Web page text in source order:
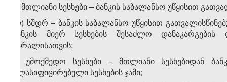
კ) მთლიანი სესხები – ბანკის საბალანსო უწყისით
ლ) სშდრ – ბანკის საბალანსო უწყისით
ბანკის მიერ სესხების შესაძლო
ზარალისათვის;
მ) უმოქმედო სესხები – მთლიანი სესხებიდან
კლასიფიცირებული სესხების ჯამი;